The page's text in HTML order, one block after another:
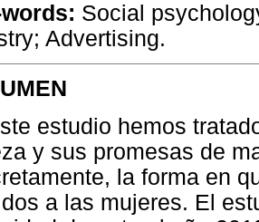
Social
Advertising.
estudio hemos
y sus promesas de
la forma en
a las mujeres. El